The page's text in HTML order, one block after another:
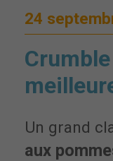
24
Un grand
aux